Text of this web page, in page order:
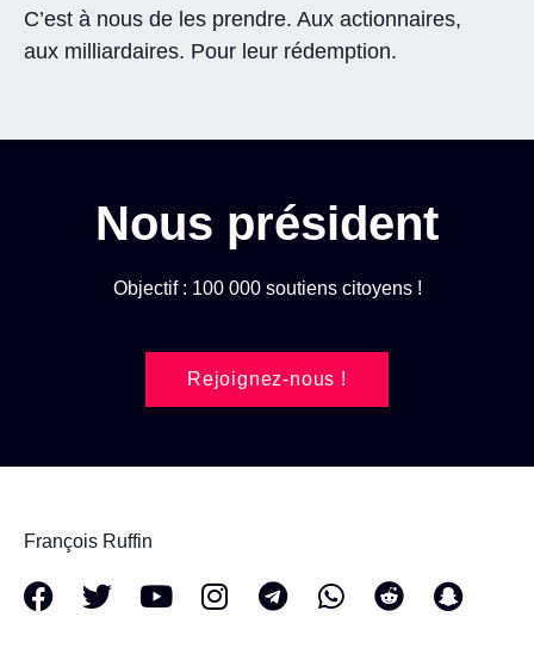
C’est à nous de les prendre. Aux actionnaires,
aux milliardaires. Pour leur rédemption.
Nous président
Objectif : 100 000 soutiens citoyens !
Rejoignez-nous !
François Ruffin